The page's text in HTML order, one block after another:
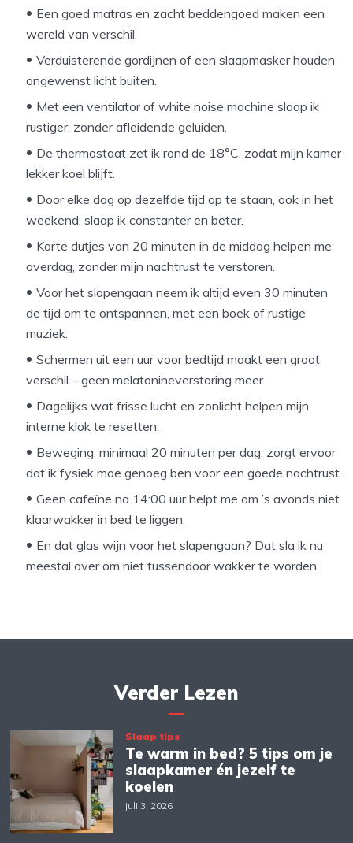
Een goed matras en zacht beddengoed maken een
wereld van verschil.
Verduisterende gordijnen of een slaapmasker houden
ongewenst licht buiten.
Met een ventilator of white noise machine slaap ik
rustiger, zonder afleidende geluiden.
De thermostaat zet ik rond de 18°C, zodat mijn kamer
lekker koel blijft.
Door elke dag op dezelfde tijd op te staan, ook in het
weekend, slaap ik constanter en beter.
Korte dutjes van 20 minuten in de middag helpen me
overdag, zonder mijn nachtrust te verstoren.
Voor het slapengaan neem ik altijd even 30 minuten
de tijd om te ontspannen, met een boek of rustige
muziek.
Schermen uit een uur voor bedtijd maakt een groot
verschil – geen melatonineverstoring meer.
Dagelijks wat frisse lucht en zonlicht helpen mijn
interne klok te resetten.
Beweging, minimaal 20 minuten per dag, zorgt ervoor
dat ik fysiek moe genoeg ben voor een goede nachtrust.
Geen cafeïne na 14:00 uur helpt me om ’s avonds niet
klaarwakker in bed te liggen.
En dat glas wijn voor het slapengaan? Dat sla ik nu
meestal over om niet tussendoor wakker te worden.
Verder Lezen
Slaap tips
Te warm in bed? 5 tips om je
slaapkamer én jezelf te
koelen
juli 3, 2026